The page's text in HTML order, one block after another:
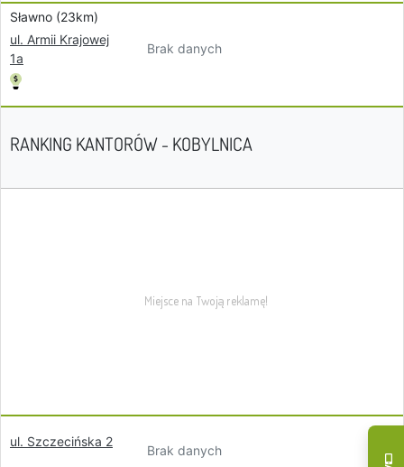
Sławno (23km)
ul. Armii Krajowej
1a
Brak danych
RANKING KANTORÓW - KOBYLNICA
ul. Szczecińska 2
Brak danych